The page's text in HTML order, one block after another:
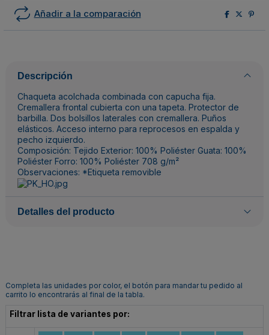
Añadir a la comparación
Descripción
Chaqueta acolchada combinada con capucha fija.
Cremallera frontal cubierta con una tapeta. Protector de
barbilla. Dos bolsillos laterales con cremallera. Puños
elásticos. Acceso interno para reprocesos en espalda y
pecho izquierdo.
Composición: Tejido Exterior: 100% Poliéster Guata: 100%
Poliéster Forro: 100% Poliéster 708 g/m²
Observaciones: *Etiqueta removible
Detalles del producto
Completa las unidades por color, el botón para mandar tu pedido al
carrito lo encontrarás al final de la tabla.
Filtrar lista de variantes por: